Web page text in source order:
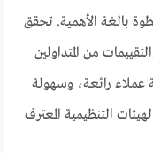
بالغة الأهمية. تحقق
من المتداولين
رائعة، وسهولة
التنظيمية المعترف